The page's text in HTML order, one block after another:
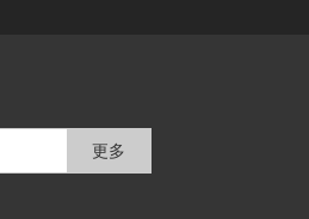
更多